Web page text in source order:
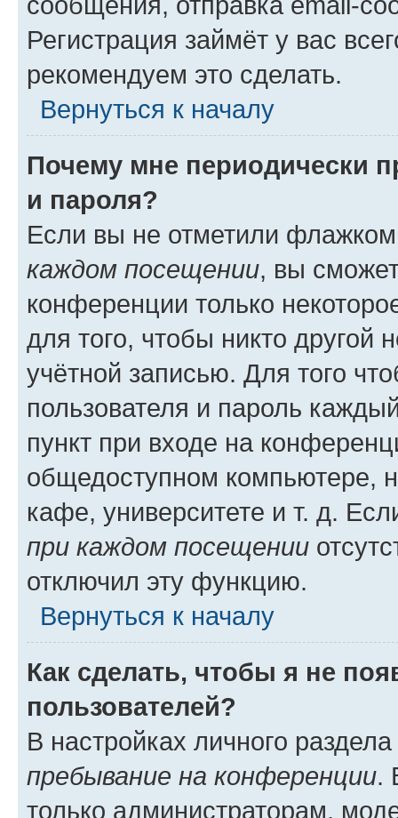
Регистрация займёт у вас
рекомендуем это сделать.
Вернуться к началу
Почему мне периодически
и пароля?
Если вы не отметили
каждом посещении, вы
конференции только
для того, чтобы никто другой
учётной записью. Для того
пользователя и пароль
пункт при входе на
общедоступном компьютере,
кафе, университете и т. д.
при каждом посещении
отключил эту функцию.
Вернуться к началу
Как сделать, чтобы я не
пользователей?
В настройках личного
пребывание на конференции.
только администраторам,